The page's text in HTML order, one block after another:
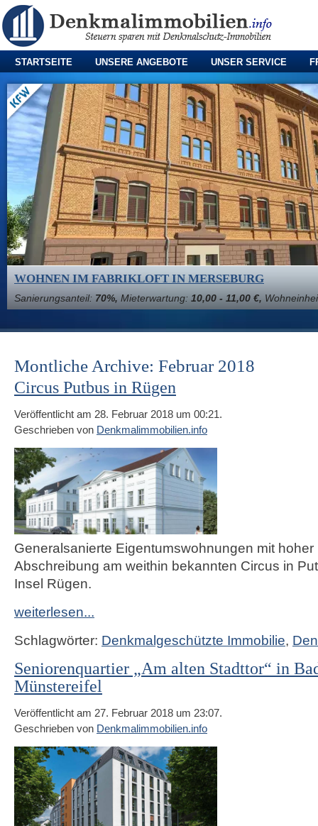
STARTSEITE UNSERE ANGEBOTE UNSER SERVICE
WOHNEN IM FABRIKLOFT IN MERSEBURG
Sanierungsanteil: 70%, Mieterwartung: 10,00 - 11,00 €,
Montliche Archive: Februar 2018
Circus Putbus in Rügen
Veröffentlicht am 28. Februar 2018 um 00:21.
Geschrieben von Denkmalimmobilien.info
Generalsanierte Eigentumswohnungen mit hoher
Abschreibung am weithin bekannten Circus in
Insel Rügen.
weiterlesen...
Schlagwörter: Denkmalgeschützte Immobilie,
Seniorenquartier „Am alten Stadttor“ in
Münstereifel
Veröffentlicht am 27. Februar 2018 um 23:07.
Geschrieben von Denkmalimmobilien.info